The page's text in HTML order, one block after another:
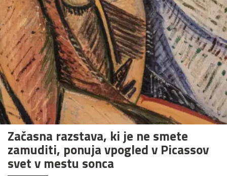
Začasna razstava, ki je ne smete
zamuditi, ponuja vpogled v Picassov
svet v mestu sonca